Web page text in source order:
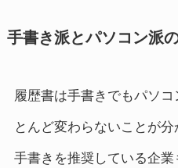
手書き派とパソコン派
履歴書は手書きでもパソ
とんど変わらないことが
手書きを推奨している企業